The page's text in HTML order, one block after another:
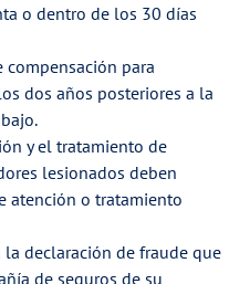
o dentro de los 30 días
compensación para
dos años posteriores a la
y el tratamiento de
lesionados deben
atención o tratamiento
la declaración de fraude que
de seguros de su